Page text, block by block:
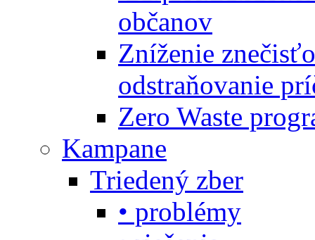
občanov
Zníženie
odstraňovanie
Zero Waste
Kampane
Triedený zber
• problémy